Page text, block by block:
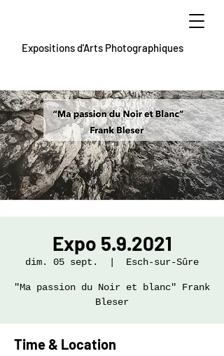
Expositions d'Arts Photographiques
Expo 5.9.2021
dim. 05 sept. Esch-sur-Sûre
"Ma passion du Noir et blanc" Frank
Bleser
Time & Location